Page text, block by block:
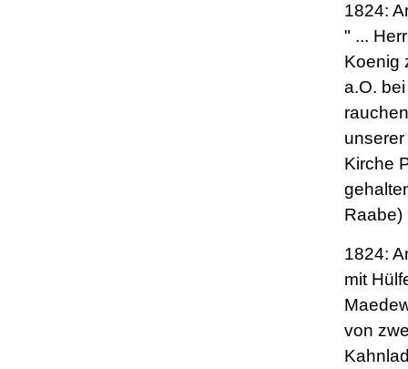
1824:
" ...
Koenig
a.O.
Kirche
Raabe)
1824:
mit
von